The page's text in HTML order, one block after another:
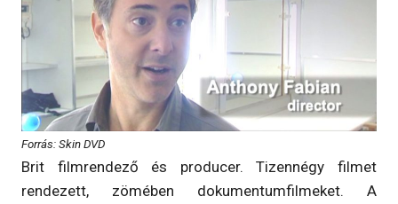
Forrás: Skin DVD
Brit filmrendező és producer. Tizennégy filmet
rendezett, zömében dokumentumfilmeket. A